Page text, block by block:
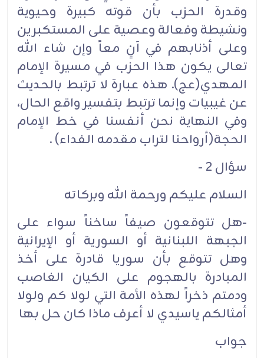
وقدرة الحزب بأن قوته كبيرة وحيوية
ونشيطة وفعالة وعصية على المستكبرين
وعلى أذنابهم في آنٍ معاً وإن شاء الله
تعالى يكون هذا الحزب في مسيرة الإمام
المهدي(عج). هذه عبارة لا ترتبط بالحديث
عن غيبيات وإنما ترتبط بتفسير واقع الحال،
وفي النهاية نحن أنفسنا في خط الإمام
الحجة(أرواحنا لتراب مقدمه الفداء) .
سؤال 2 -
السلام عليكم ورحمة الله وبركاته
-هل تتوقعون صيفاً ساخناً سواء على
الجبهة اللبنانية أو السورية أو الإيرانية
وهل تتوقع بأن سوريا قادرة على أخذ
المبادرة بالهجوم على الكيان الغاصب
ودمتم ذخراً لهذه الأمة التي لولا كم ولولا
أمثالكم ياسيدي لا أعرف ماذا كان حل بها
جواب